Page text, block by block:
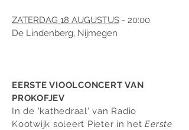
ZATERDAG 18 AUGUSTUS - 20:00
De Lindenberg, Nijmegen
EERSTE VIOOLCONCERT VAN
PROKOFJEV
In de 'kathedraal' van Radio
Kootwijk soleert Pieter in hetEerste